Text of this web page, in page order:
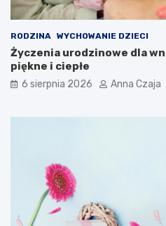
RODZINA WYCHOWANIE DZIECI
Życzenia urodzinowe dla
piękne i ciepłe
6 sierpnia 2026 Anna Czaja